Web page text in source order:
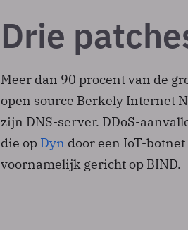
Drie
Meer dan 90 procent van de
open source Berkely Internet
zijn DNS-server. DDoS-
die op Dyn door een IoT-
voornamelijk gericht op BIND.